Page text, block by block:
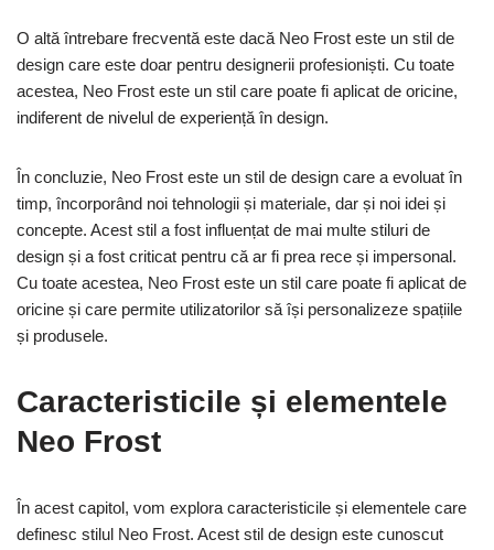
O altă întrebare frecventă este dacă Neo Frost este un stil de
design care este doar pentru designerii profesioniști. Cu toate
acestea, Neo Frost este un stil care poate fi aplicat de oricine,
indiferent de nivelul de experiență în design.
În concluzie, Neo Frost este un stil de design care a evoluat în
timp, încorporând noi tehnologii și materiale, dar și noi idei și
concepte. Acest stil a fost influențat de mai multe stiluri de
design și a fost criticat pentru că ar fi prea rece și impersonal.
Cu toate acestea, Neo Frost este un stil care poate fi aplicat de
oricine și care permite utilizatorilor să își personalizeze spațiile
și produsele.
Caracteristicile și elementele
Neo Frost
În acest capitol, vom explora caracteristicile și elementele care
definesc stilul Neo Frost. Acest stil de design este cunoscut